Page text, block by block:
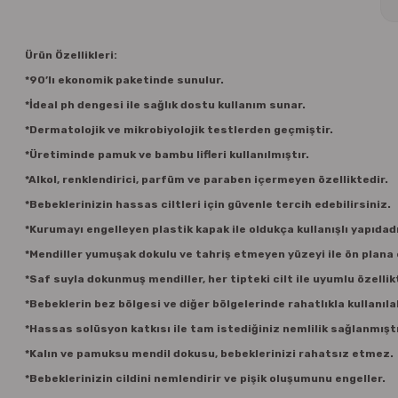
Ürün Özellikleri:
*90’lı ekonomik paketinde sunulur.
*İdeal ph dengesi ile sağlık dostu kullanım sunar.
*Dermatolojik ve mikrobiyolojik testlerden geçmiştir.
*Üretiminde pamuk ve bambu lifleri kullanılmıştır.
*Alkol, renklendirici, parfüm ve paraben içermeyen özelliktedir.
*Bebeklerinizin hassas ciltleri için güvenle tercih edebilirsiniz.
*Kurumayı engelleyen plastik kapak ile oldukça kullanışlı
*Mendiller yumuşak dokulu ve tahriş etmeyen yüzeyi ile ön plana
*Saf suyla dokunmuş mendiller, her tipteki cilt ile uyumlu
*Bebeklerin bez bölgesi ve diğer bölgelerinde rahatlıkla
*Hassas solüsyon katkısı ile tam istediğiniz nemlilik
*Kalın ve pamuksu mendil dokusu, bebeklerinizi rahatsız etmez.
*Bebeklerinizin cildini nemlendirir ve pişik oluşumunu engeller.